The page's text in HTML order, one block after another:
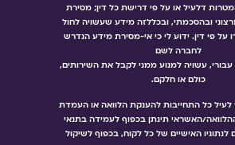
דלעיל או על פי דרישת כל דין; מסירת
ובהסכמתי, ובכללזה מידע שעשויה לחול
על פי דין. ידוע לי כי אי-מסירת מידע הנדרש
לחברה לשם
עשויה למנוע ממני לקבל את השירותים,
כולם או חלקם.
לעיל כל התחייבות להענקת הלוואה או העמדת
האשראי תינתן בכפוף לעמידה בתנאי
האישיים של כל לקוח, בכפוף לשיקול